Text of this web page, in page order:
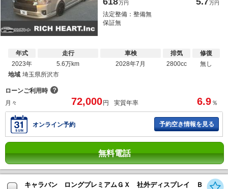
万円 万円
法定整備：整備無
保証無
年式
2023年
走行
5.6万km
車検
2028年7月
排気
2800cc
修復
無し
地域 埼玉県所沢市
ローンご利用時 ？
月々
72,000 円 実質年率 6.9 ％
オンライン予約 予約空き情報を見る
無料電話
キャラバン ロングプレミアムＧＸ 社外ディスプレイ Ｂ